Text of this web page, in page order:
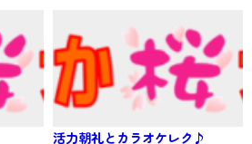
活力朝礼とカラオケレク♪